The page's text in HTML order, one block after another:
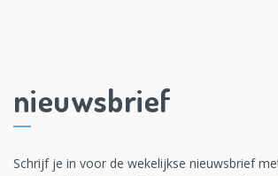
nieuwsbrief
Schrijf je in voor de wekelijkse nieuwsbrief